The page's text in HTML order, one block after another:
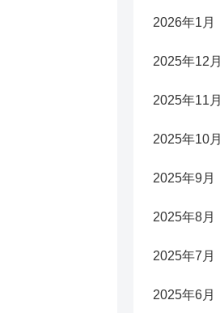
2026年1月
2025年12月
2025年11月
2025年10月
2025年9月
2025年8月
2025年7月
2025年6月